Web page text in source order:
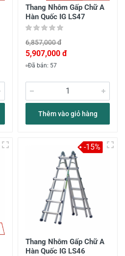
Thang Nhôm Gấp Chữ A
Hàn Quốc IG LS47
6,857,000 đ
5,907,000 đ
Đã bán: 57
Thêm vào giỏ hàng
Thang Nhôm Gấp Chữ A
Hàn Quốc IG LS46
-15%